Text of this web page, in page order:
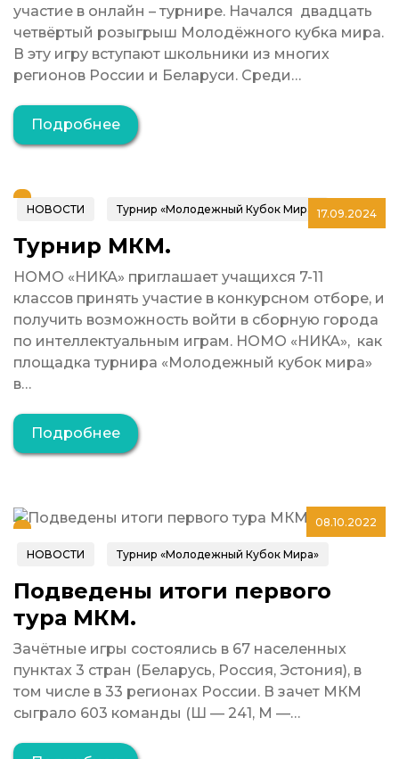
участие в онлайн – турнире. Начался двадцать
четвёртый розыгрыш Молодёжного кубка мира.
В эту игру вступают школьники из многих
регионов России и Беларуси. Среди…
Подробнее
17.09.2024
НОВОСТИ Турнир «Молодежный Кубок Мира»
Турнир МКМ.
НОМО «НИКА» приглашает учащихся 7-11
классов принять участие в конкурсном отборе, и
получить возможность войти в сборную города
по интеллектуальным играм. НОМО «НИКА», как
площадка турнира «Молодежный кубок мира»
в…
Подробнее
08.10.2022
НОВОСТИ Турнир «Молодежный Кубок Мира»
Подведены итоги первого
тура МКМ.
Зачётные игры состоялись в 67 населенных
пунктах 3 стран (Беларусь, Россия, Эстония), в
том числе в 33 регионах России. В зачет МКМ
сыграло 603 команды (Ш — 241, М —…